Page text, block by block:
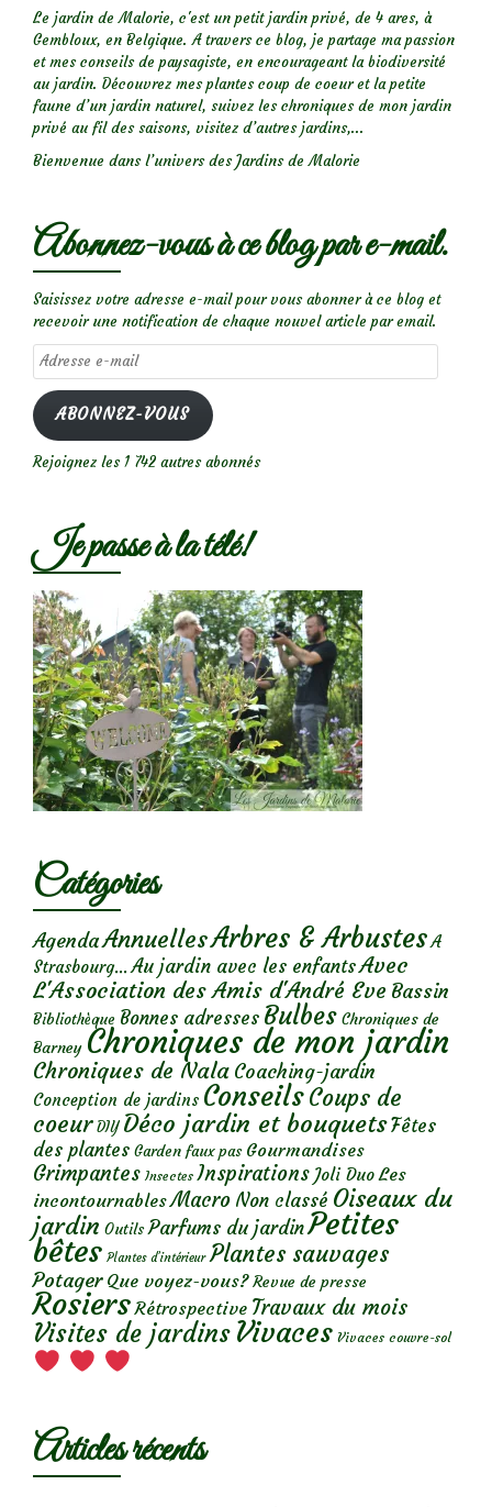
Le jardin de Malorie, c'est un petit jardin privé, de 4 ares, à
Gembloux, en Belgique. A travers ce blog, je partage ma passion
et mes conseils de paysagiste, en encourageant la biodiversité
au jardin. Découvrez mes plantes coup de coeur et la petite
faune d’un jardin naturel, suivez les chroniques de mon jardin
privé au fil des saisons, visitez d’autres jardins,...
Bienvenue dans l’univers des Jardins de Malorie
Abonnez-vous à ce blog par e-mail.
Saisissez votre adresse e-mail pour vous abonner à ce blog et
recevoir une notification de chaque nouvel article par email.
Adresse
e-
mail
ABONNEZ-VOUS
Rejoignez les 1 742 autres abonnés
Je passe à la télé!
Catégories
AgendaAnnuellesArbres & Arbustes A
Strasbourg... Au jardin avec les enfantsAvec
L'Association des Amis d'André Eve Bassin
Bibliothèque Bonnes adresses Bulbes Chroniques de
Barney Chroniques de mon jardin
Chroniques de Nala Coaching-jardin
Conception de jardins ConseilsCoups de
coeur DIY Déco jardin et bouquetsFêtes
des plantes Garden faux pas Gourmandises
Grimpantes Insectes Inspirations Joli Duo Les
incontournables Macro Non classé Oiseaux du
jardin Outils Parfums du jardinPetites
bêtes Plantes d’intérieur Plantes sauvages
Potager Que voyez-vous? Revue de presse
Rosiers Rétrospective Travaux du mois
Visites de jardins Vivaces Vivaces couvre-sol
Articles récents